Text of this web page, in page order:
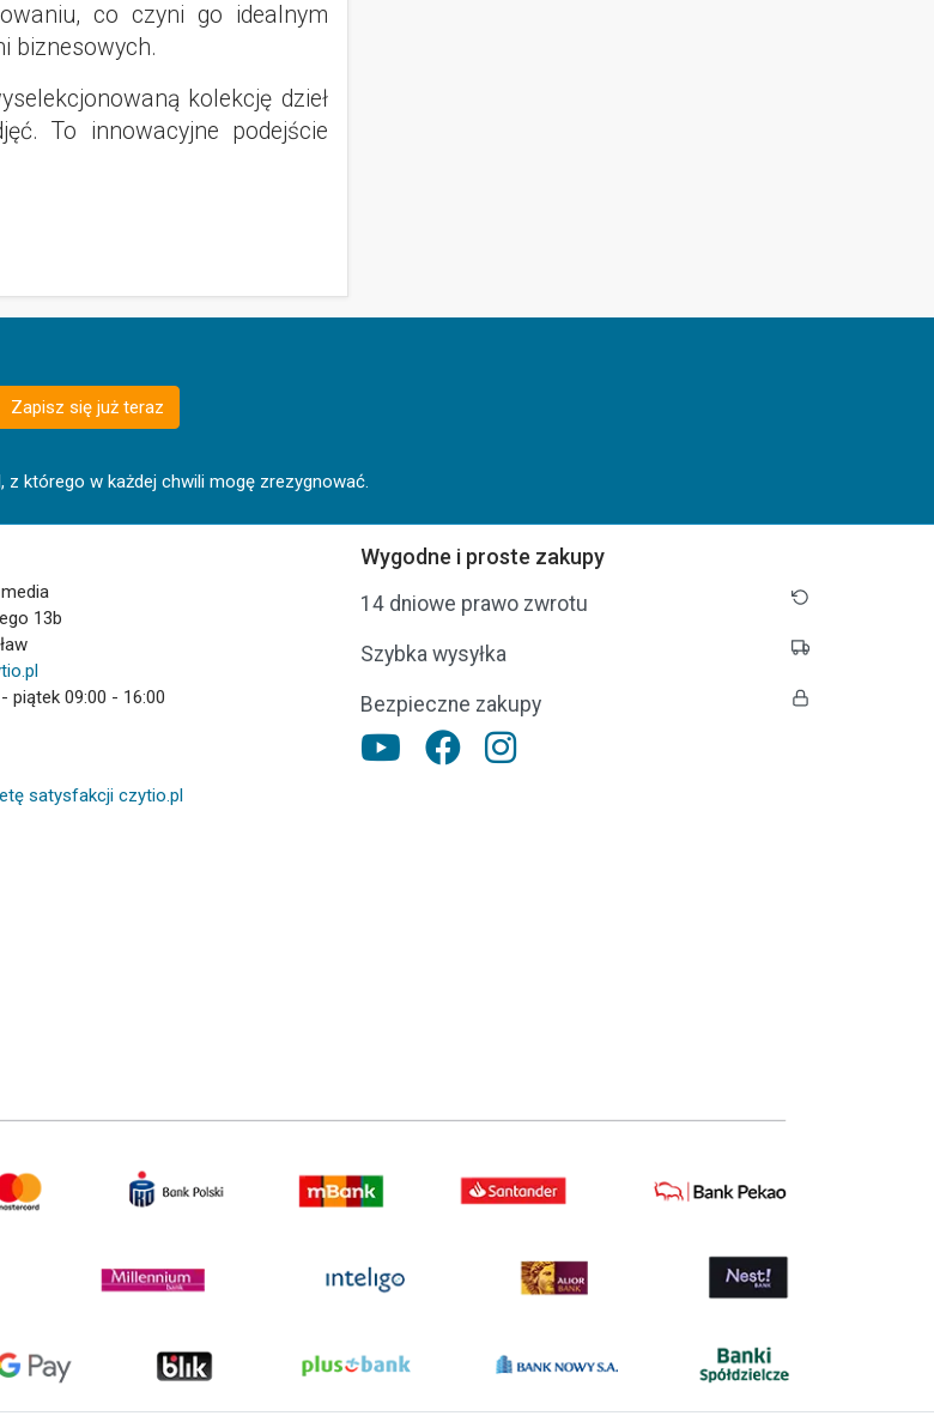
co czyni go idealnym
biznesowych.
kolekcję dzieł
To innowacyjne podejście
Zapisz się już teraz
którego w każdej chwili mogę zrezygnować.
13b
piątek 09:00 - 16:00
satysfakcji czytio.pl
Wygodne i proste zakupy
14 dniowe prawo zwrotu
Szybka wysyłka
Bezpieczne zakupy